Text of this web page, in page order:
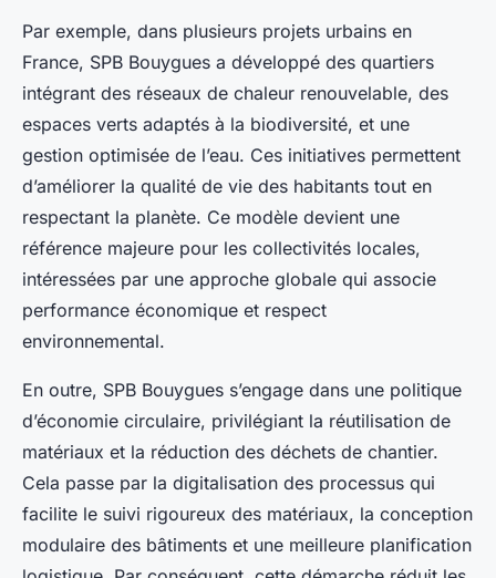
Par exemple, dans plusieurs projets urbains en
France, SPB Bouygues a développé des quartiers
intégrant des réseaux de chaleur renouvelable, des
espaces verts adaptés à la biodiversité, et une
gestion optimisée de l’eau. Ces initiatives permettent
d’améliorer la qualité de vie des habitants tout en
respectant la planète. Ce modèle devient une
référence majeure pour les collectivités locales,
intéressées par une approche globale qui associe
performance économique et respect
environnemental.
En outre, SPB Bouygues s’engage dans une politique
d’économie circulaire, privilégiant la réutilisation de
matériaux et la réduction des déchets de chantier.
Cela passe par la digitalisation des processus qui
facilite le suivi rigoureux des matériaux, la conception
modulaire des bâtiments et une meilleure planification